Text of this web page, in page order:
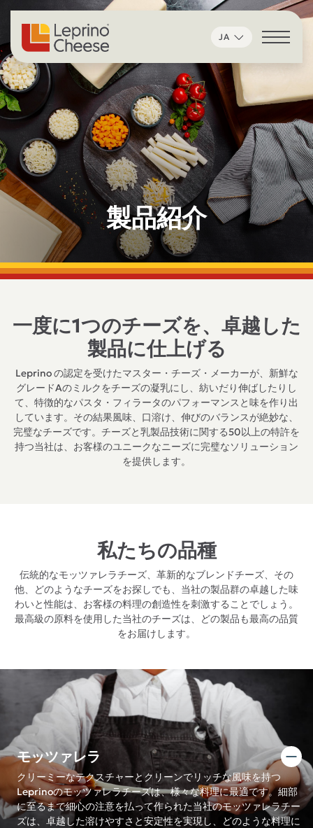
コンテンツへスキップ
JA
製品紹介
一度に1つのチーズを、卓越した
製品に仕上げる
Leprino の認定を受けたマスター・チーズ・メーカーが、新鮮な
グレードAのミルクをチーズの凝乳にし、紡いだり伸ばしたりし
て、特徴的なパスタ・フィラータのパフォーマンスと味を作り出
しています。その結果風味、口溶け、伸びのバランスが絶妙な、
完璧なチーズです。チーズと乳製品技術に関する50以上の特許を
持つ当社は、お客様のユニークなニーズに完璧なソリューション
を提供します。
私たちの品種
伝統的なモッツァレラチーズ、革新的なブレンドチーズ、その
他、どのようなチーズをお探しでも、当社の製品群の卓越した味
わいと性能は、お客様の料理の創造性を刺激することでしょう。
最高級の原料を使用した当社のチーズは、どの製品も最高の品質
をお届けします。
モッツァレラ
クリーミーなテクスチャーとクリーンでリッチな風味を持つ
Leprinoのモッツァレラチーズは、様々な料理に最適です。細部
に至るまで細心の注意を払って作られた当社のモッツァレラチー
ズは、卓越した溶けやすさと安定性を実現し、どのような料理に